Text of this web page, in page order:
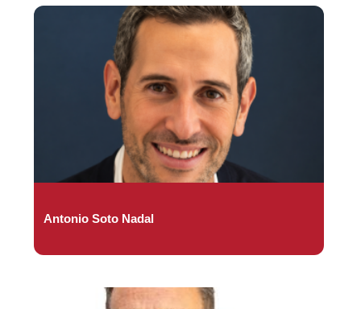
Antonio Soto Nadal